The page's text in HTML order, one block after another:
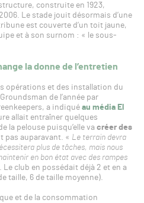
construite en 1923,
Le stade jouit désormais d’une
est couverte d’un toit jaune,
et à son surnom : « le sous-
la donne de l’entretien
opérations et des installation du
de l’année par
a indiqué au média El
allait entraîner quelques
la pelouse puisqu’elle va créer des
pas auparavant. « Le terrain devra
plus de tâches, mais nous
en bon état avec des rampes
club en possédait déjà 2 et en a
taille, 6 de taille moyenne).
et de la consommation